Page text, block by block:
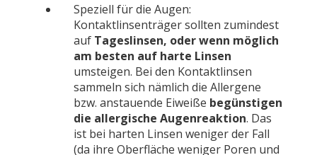
Speziell für die Augen:
Kontaktlinsenträger sollten zumindest
auf Tageslinsen, oder wenn möglich
am besten auf harte Linsen
umsteigen. Bei den Kontaktlinsen
sammeln sich nämlich die Allergene
bzw. anstauende Eiweiße begünstigen
die allergische Augenreaktion. Das
ist bei harten Linsen weniger der Fall
(da ihre Oberfläche weniger Poren und